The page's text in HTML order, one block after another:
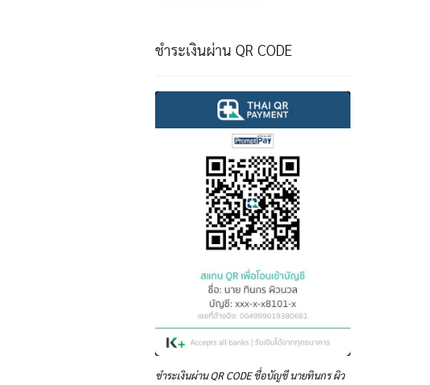
ชำระเงินผ่าน QR CODE
ชำระเงินผ่าน QR CODE ชื่อบัญชี นายทินกร ผิว